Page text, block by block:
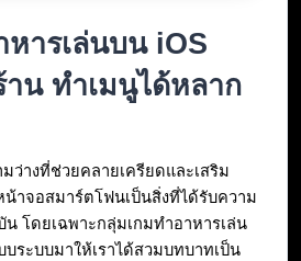
หารเล่นบน iOS
น ทำเมนูได้หลาก
ว่างที่ช่วยคลายเครียดและเสริม
าจอสมาร์ตโฟนเป็นสิ่งที่ได้รับความ
โดยเฉพาะกลุ่มเกมทำอาหารเล่น
ระบบมาให้เราได้สวมบทบาทเป็น